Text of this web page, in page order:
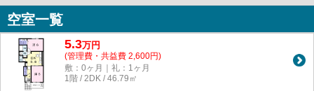
空室一覧
5.3万円
(管理費・共益費 2,600円)
敷：0ヶ月｜礼：1ヶ月
1階 / 2DK / 46.79㎡